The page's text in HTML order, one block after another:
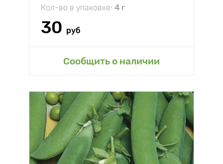
Кол-во в упаковке: 4 г
30 руб
Сообщить о наличии